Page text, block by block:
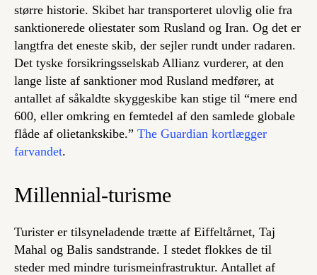
større historie. Skibet har transporteret ulovlig olie fra
sanktionerede oliestater som Rusland og Iran. Og det er
langtfra det eneste skib, der sejler rundt under radaren.
Det tyske forsikringsselskab Allianz vurderer, at den
lange liste af sanktioner mod Rusland medfører, at
antallet af såkaldte skyggeskibe kan stige til “mere end
600, eller omkring en femtedel af den samlede globale
flåde af olietankskibe.” The Guardian kortlægger
farvandet.
Millennial-turisme
Turister er tilsyneladende trætte af Eiffeltårnet, Taj
Mahal og Balis sandstrande. I stedet flokkes de til
steder med mindre turismeinfrastruktur. Antallet af